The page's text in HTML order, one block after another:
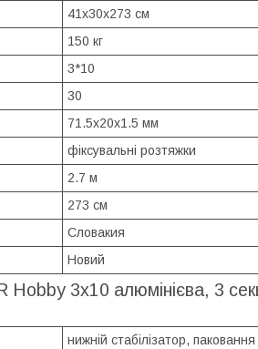
41x30x273 см
150 кг
3*10
30
71.5x20x1.5 мм
фіксувальні розтяжки
2.7 м
273 см
Словакия
Новий
3x10 алюмінієва, 3
нижній стабілізатор, паковання